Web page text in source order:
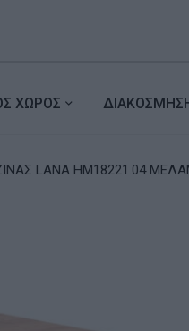
ΧΩΡΟΣ
LANA HM18221.04